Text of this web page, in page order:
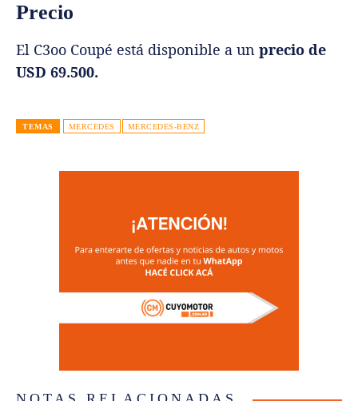
Precio
El C3oo Coupé está disponible a un precio de
USD 69.500.
TEMAS MERCEDES MERCEDES-BENZ